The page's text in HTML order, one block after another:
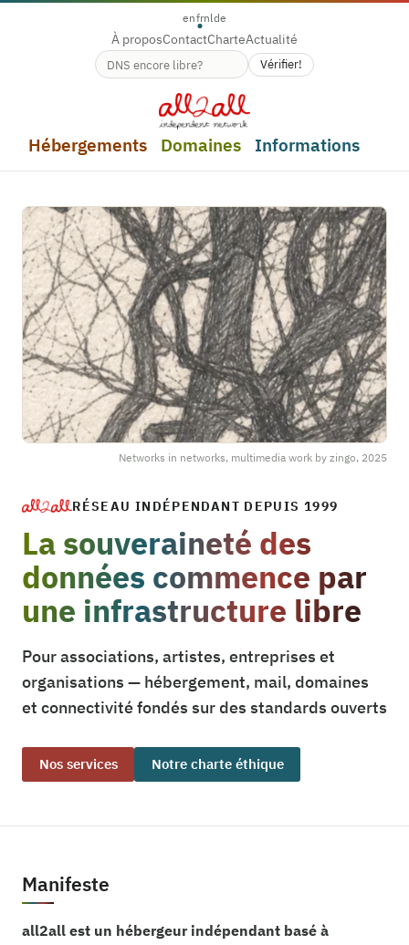
enfrnlde
À proposContactCharteActualité
Disponibilité du nom de domaine
Vérifier!
Hébergements Domaines Informations
Networks in networks, multimedia work by zingo, 2025
RÉSEAU INDÉPENDANT DEPUIS 1999
La souveraineté des
données commence par
une infrastructure libre
Pour associations, artistes, entreprises et
organisations — hébergement, mail, domaines
et connectivité fondés sur des standards ouverts
Nos services Notre charte éthique
Manifeste
all2all est un hébergeur indépendant basé à